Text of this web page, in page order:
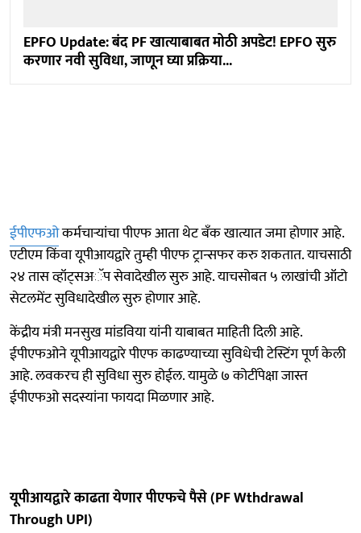
EPFO Update: बंद PF खात्याबाबत मोठी अपडेट! EPFO सुरु
करणार नवी सुविधा, जाणून घ्या प्रक्रिया...
ईपीएफओकर्मचाऱ्यांचा पीएफ आता थेट बँक खात्यात जमा होणार आहे.
एटीएम किंवा यूपीआयद्वारे तुम्ही पीएफ ट्रान्सफर करु शकतात. याचसाठी
२४ तास व्हॉट्सअॅप सेवादेखील सुरु आहे. याचसोबत ५ लाखांची ऑटो
सेटलमेंट सुविधादेखील सुरु होणार आहे.
केंद्रीय मंत्री मनसुख मांडविया यांनी याबाबत माहिती दिली आहे.
ईपीएफओने यूपीआयद्वारे पीएफ काढण्याच्या सुविधेची टेस्टिंग पूर्ण केली
आहे. लवकरच ही सुविधा सुरु होईल. यामुळे ७ कोटींपेक्षा जास्त
ईपीएफओ सदस्यांना फायदा मिळणार आहे.
यूपीआयद्वारे काढता येणार पीएफचे पैसे (PF Wthdrawal
Through UPI)